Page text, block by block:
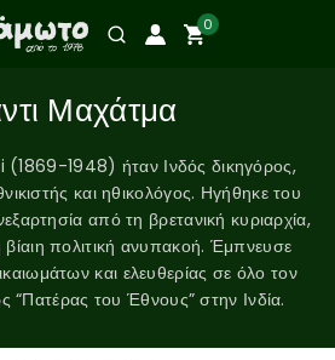
0
Μαχάτμα
1948) ήταν Ινδός δικηγόρος,
και ηθικολόγος. Ηγήθηκε του
από τη βρετανική κυριαρχία,
πολιτική ανυπακοή. Έμπνευσε
και ελευθερίας σε όλο τον
“Πατέρας του Έθνους” στην Ινδία.